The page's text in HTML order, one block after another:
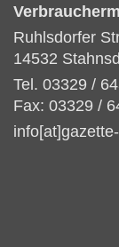
Ruhlsdorfer
14532
Tel. 03329 /
Fax: 03329 /